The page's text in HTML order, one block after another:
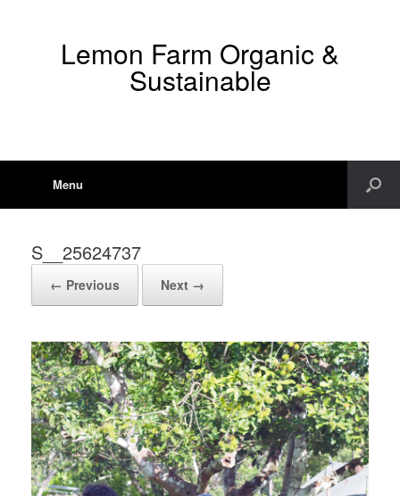
Lemon Farm Organic &
Sustainable
Menu
S__25624737
← Previous Next →